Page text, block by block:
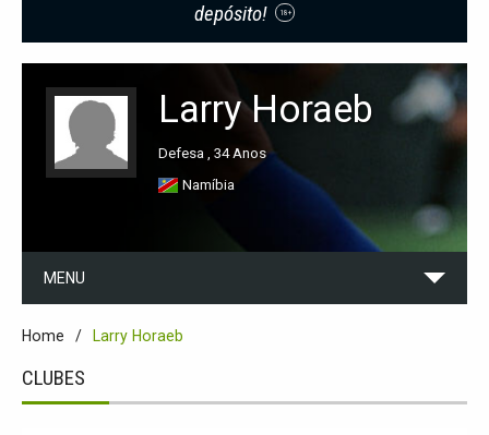
depósito!
18+
Larry Horaeb
Defesa , 34 Anos
Namíbia
MENU
Home Larry Horaeb
CLUBES